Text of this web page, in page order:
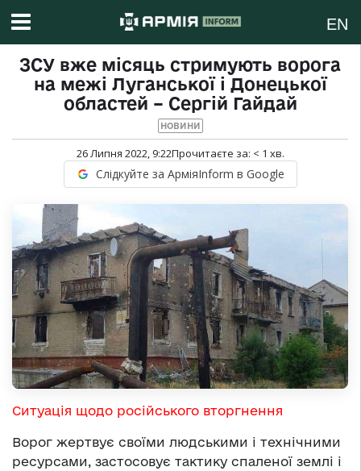
EN
ЗСУ вже місяць стримують ворога
на межі Луганської і Донецької
областей – Сергій Гайдай
НОВИНИ
26 Липня 2022, 9:22Прочитаєте за: < 1 хв.
Слідкуйте за АрміяInform в Google
Ситуація щодо російського вторгнення
Ворог жертвує своїми людськими і технічними
ресурсами, застосовує тактику спаленої землі і